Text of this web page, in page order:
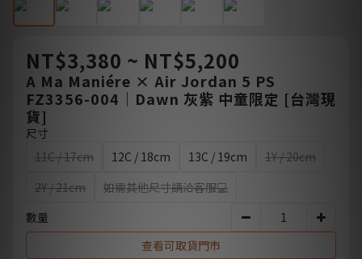
NT$3,380 ~ NT$5,200
A Ma Maniére × Air Jordan 5 PS
FZ3356-004｜Dawn 灰紫 中童限定 [台灣現
貨]
尺寸
11C / 17cm
12C / 18cm 13C / 19cm
1Y / 20cm
2Y / 21cm
如需其他尺寸請洽客服💻️
數量
查看可取貨門市